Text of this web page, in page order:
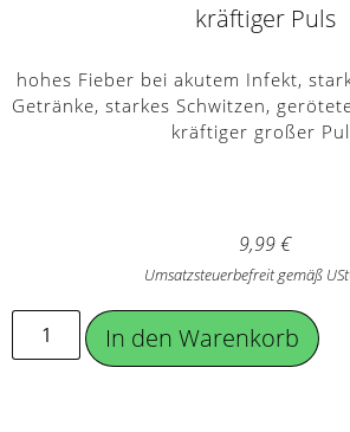
kräftiger Puls
hohes Fieber bei akutem Infekt,
Getränke, starkes Schwitzen,
kräftiger großer
9,99€
Umsatzsteuerbefreit gemäß
In den Warenkorb